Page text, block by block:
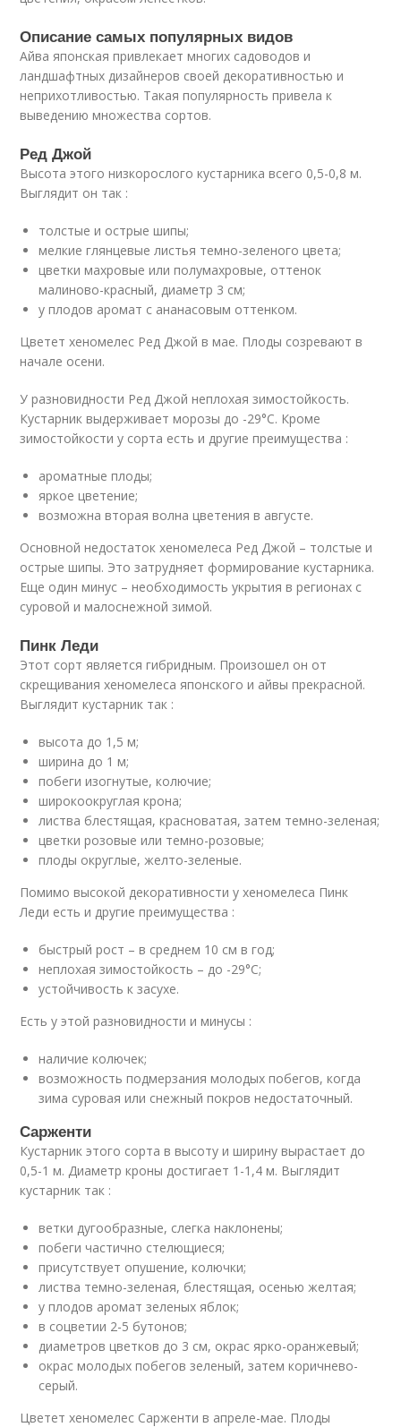
Описание самых популярных видов
Айва японская привлекает многих садоводов и
ландшафтных дизайнеров своей декоративностью и
неприхотливостью. Такая популярность привела к
выведению множества сортов.
Ред Джой
Высота этого низкорослого кустарника всего 0,5-0,8 м.
Выглядит он так :
толстые и острые шипы;
мелкие глянцевые листья темно-зеленого цвета;
цветки махровые или полумахровые, оттенок
малиново-красный, диаметр 3 см;
у плодов аромат с ананасовым оттенком.
Цветет хеномелес Ред Джой в мае. Плоды созревают в
начале осени.
У разновидности Ред Джой неплохая зимостойкость.
Кустарник выдерживает морозы до -29°С. Кроме
зимостойкости у сорта есть и другие преимущества :
ароматные плоды;
яркое цветение;
возможна вторая волна цветения в августе.
Основной недостаток хеномелеса Ред Джой – толстые и
острые шипы. Это затрудняет формирование кустарника.
Еще один минус – необходимость укрытия в регионах с
суровой и малоснежной зимой.
Пинк Леди
Этот сорт является гибридным. Произошел он от
скрещивания хеномелеса японского и айвы прекрасной.
Выглядит кустарник так :
высота до 1,5 м;
ширина до 1 м;
побеги изогнутые, колючие;
широкоокруглая крона;
листва блестящая, красноватая, затем темно-зеленая;
цветки розовые или темно-розовые;
плоды округлые, желто-зеленые.
Помимо высокой декоративности у хеномелеса Пинк
Леди есть и другие преимущества :
быстрый рост – в среднем 10 см в год;
неплохая зимостойкость – до -29°C;
устойчивость к засухе.
Есть у этой разновидности и минусы :
наличие колючек;
возможность подмерзания молодых побегов, когда
зима суровая или снежный покров недостаточный.
Сарженти
Кустарник этого сорта в высоту и ширину вырастает до
0,5-1 м. Диаметр кроны достигает 1-1,4 м. Выглядит
кустарник так :
ветки дугообразные, слегка наклонены;
побеги частично стелющиеся;
присутствует опушение, колючки;
листва темно-зеленая, блестящая, осенью желтая;
у плодов аромат зеленых яблок;
в соцветии 2-5 бутонов;
диаметров цветков до 3 см, окрас ярко-оранжевый;
окрас молодых побегов зеленый, затем коричнево-
серый.
Цветет хеномелес Сарженти в апреле-мае. Плоды